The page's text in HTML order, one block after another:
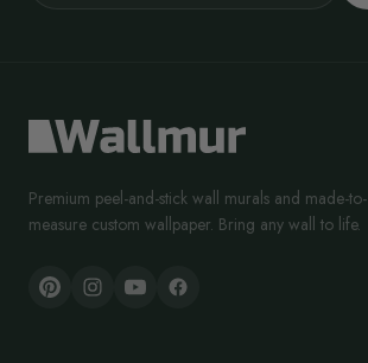
Premium peel-and-stick wall murals and made-to-
measure custom wallpaper. Bring any wall to life.